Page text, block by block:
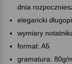
dnia
elegancki
wymiary
format: A5
gramatura: 80g/